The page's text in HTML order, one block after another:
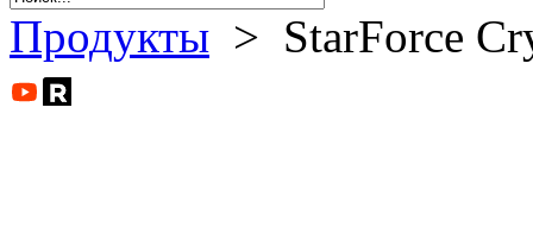
Продукты > StarForce